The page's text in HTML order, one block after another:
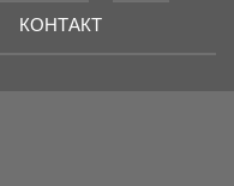
КОНТАКТ